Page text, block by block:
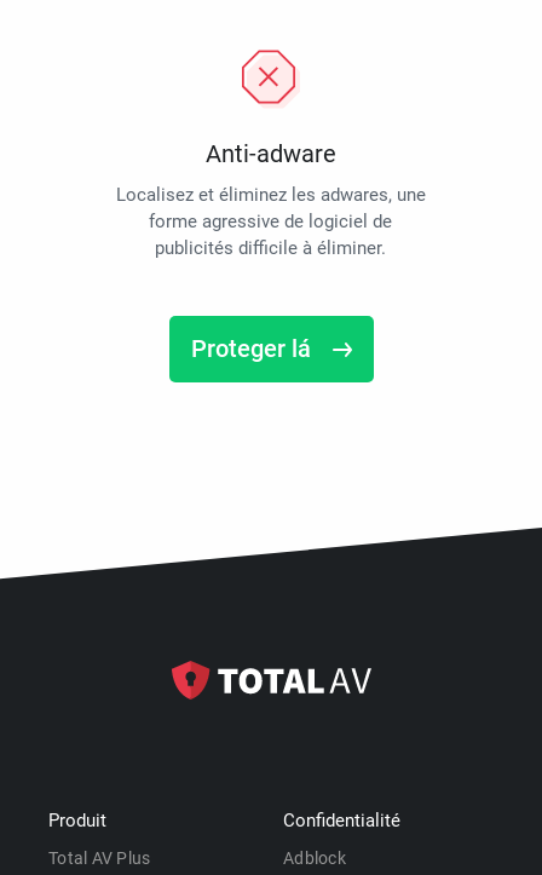
Anti-adware
Localisez et éliminez les adwares, une
forme agressive de logiciel de
publicités difficile à éliminer.
Proteger lá
Produit
Total AV Plus
Confidentialité
Adblock